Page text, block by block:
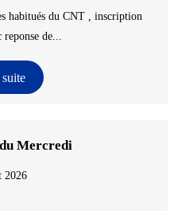
habitués du CNT , inscription
de...
Mercredi
2026